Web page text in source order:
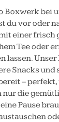
bei
du vor oder
einer frisch
Tee oder
lassen.
Snacks und
– perfekt,
nur die
Pause